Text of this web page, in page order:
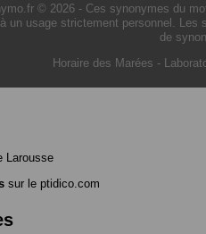
© 2026 - Ces synonymes du
un usage strictement personnel.
de
Horaire des Marées -
Larousse
sur le ptidico.com